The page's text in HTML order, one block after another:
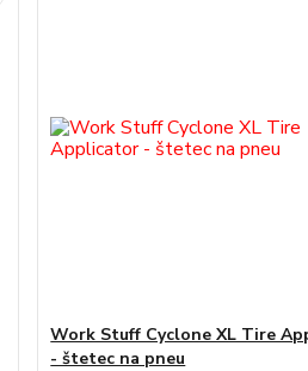
Work Stuff Cyclone XL Tire
- štetec na pneu